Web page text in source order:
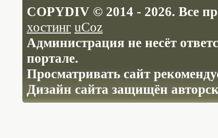
COPYDIV © 2014 - 2026. Все
хостинг uCoz
Администрация не несёт
портале.
Просматривать сайт
Дизайн сайта защищён